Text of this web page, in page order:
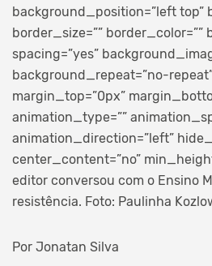
background_position=”left top”
border_size=”” border_color=””
spacing=”yes”
background_repeat=”no-
margin_top=”0px”
animation_type=””
animation_direction=”left”
center_content=”no”
editor conversou com o Ensino
resistência. Foto: Paulinha
Por Jonatan Silva